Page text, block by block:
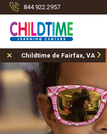
844.922.2957
Childtime de Fairfax, VA